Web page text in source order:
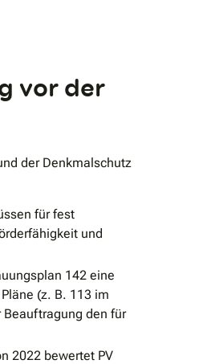
vor der
der Denkmalschutz
für fest
und
142 eine
(z. B. 113 im
Beauftragung den für
2022 bewertet PV